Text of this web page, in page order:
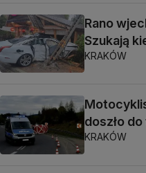
Rano
Szukają
KRAKÓW
doszło
KRAKÓW